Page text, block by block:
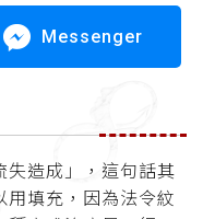
Messenger
失造成」，這句話其
用填充，因為法令紋